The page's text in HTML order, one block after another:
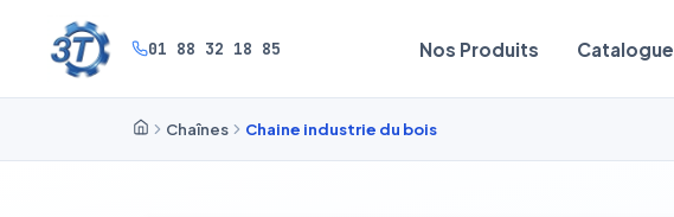
01 88 32 18 85 Nos Produits Catalogue
Chaînes Chaine industrie du bois